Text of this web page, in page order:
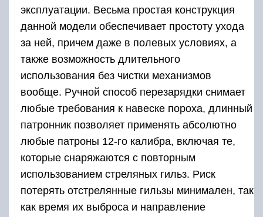
эксплуатации. Весьма простая конструкция
данной модели обеспечивает простоту ухода
за ней, причем даже в полевых условиях, а
также возможность длительного
использования без чистки механизмов
вообще. Ручной способ перезарядки снимает
любые требования к навеске пороха, длинный
патронник позволяет применять абсолютно
любые патроны 12-го калибра, включая те,
которые снаряжаются с повторным
использованием стреляных гильз. Риск
потерять отстрелянные гильзы минимален, так
как время их выброса и направление